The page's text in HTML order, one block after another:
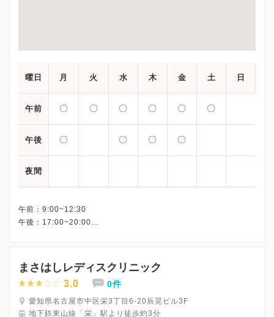
曜日 月 火 水 木 金 土 日
午前 〇 〇 〇 〇 〇 〇
午後 〇 〇 〇 〇
夜間
午前：9:00~12:30
午後：17:00~20:00
まさはしレディスクリニック
3.0 0件
愛知県名古屋市中区栄3丁目6-20辰晃ビル3F
地下鉄東山線「栄」駅より徒歩約3分